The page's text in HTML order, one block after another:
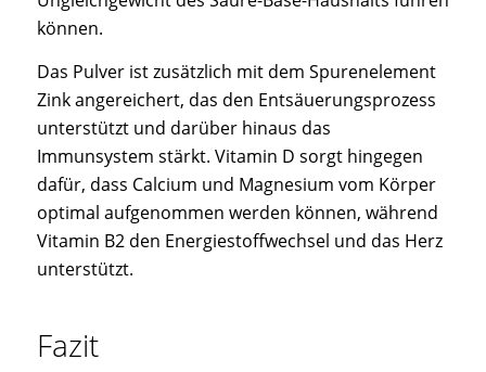
können.
Das Pulver ist zusätzlich mit dem Spurenelement
Zink angereichert, das den Entsäuerungsprozess
unterstützt und darüber hinaus das
Immunsystem stärkt. Vitamin D sorgt hingegen
dafür, dass Calcium und Magnesium vom Körper
optimal aufgenommen werden können, während
Vitamin B2 den Energiestoffwechsel und das Herz
unterstützt.
Fazit